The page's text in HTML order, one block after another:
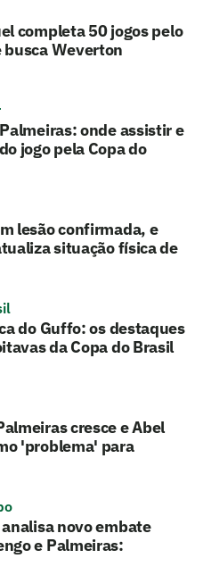
completa 50 jogos pelo
busca Weverton
onde assistir e
jogo pela Copa do
lesão confirmada, e
situação física de
do Guffo: os destaques
da Copa do Brasil
cresce e Abel
'problema' para
novo embate
e Palmeiras: